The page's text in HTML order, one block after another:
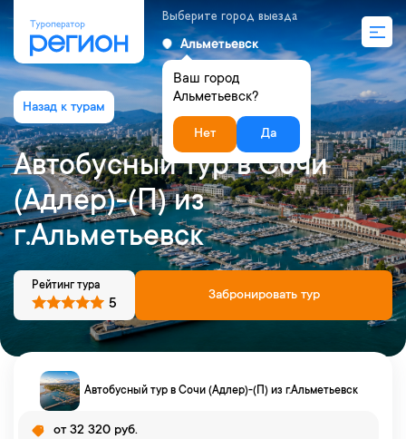
Выберите город выезда
Альметьевск
Ваш город
Альметьевск?
Нет Да
Автобусный тур в Сочи
(Адлер)-(П) из
г.Альметьевск
Забронировать тур
Рейтинг тура
5
Автобусный тур в Сочи (Адлер)-(П) из г.Альметьевск
от 32 320 руб.